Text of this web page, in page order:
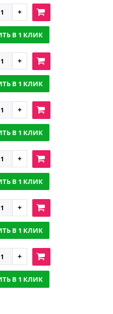
В 1 КЛИК
В 1 КЛИК
В 1 КЛИК
В 1 КЛИК
В 1 КЛИК
В 1 КЛИК